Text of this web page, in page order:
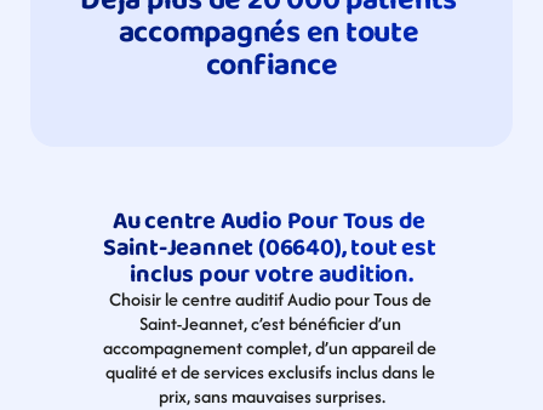
accompagnés en toute
confiance
Au centre Audio Pour Tous de
Saint-Jeannet (06640), tout est
inclus pour votre audition.
Choisir le centre auditif Audio pour Tous de
Saint-Jeannet, c’est bénéficier d’un
accompagnement complet, d’un appareil de
qualité et de services exclusifs inclus dans le
prix, sans mauvaises surprises.